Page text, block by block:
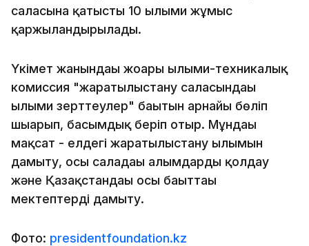
саласына қатысты 10 ғылыми жұмыс
қаржыландырылады.
Үкімет жанындағы жоғарғы ғылыми-техникалық
комиссия "жаратылыстану саласындағы
ғылыми зерттеулер" бағытын арнайы бөліп
шығарып, басымдық беріп отыр. Мұндағы
мақсат - елдегі жаратылыстану ғылымын
дамыту, осы саладағы ғалымдарды қолдау
және Қазақстандағы осы бағыттағы
мектептерді дамыту.
Фото: presidentfoundation.kz